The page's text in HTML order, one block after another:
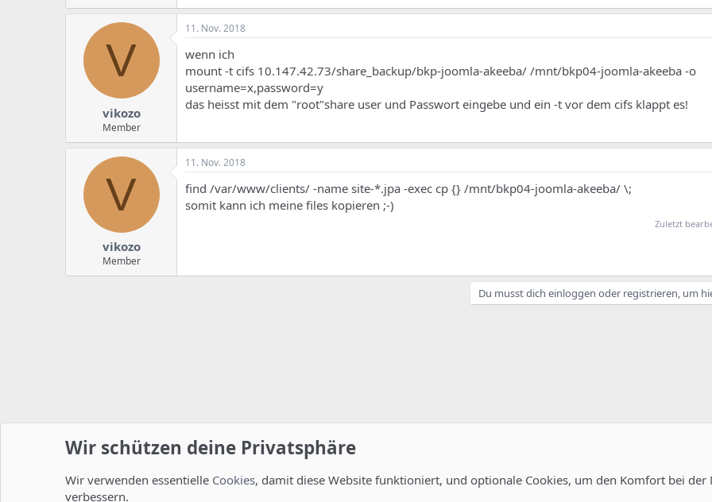
V
vikozo
Member
11. Nov. 2018
wenn ich
mount -t cifs 10.147.42.73/share_backup/bkp-joomla-akeeba/ /mnt/bkp04-joomla-akeeba -o
username=x,password=y
das heisst mit dem "root"share user und Passwort eingebe und ein -t vor dem cifs klappt es!
V
vikozo
Member
11. Nov. 2018
find /var/www/clients/ -name site-*.jpa -exec cp {} /mnt/bkp04-joomla-akeeba/ \;
somit kann ich meine files kopieren ;-)
Zuletzt
Du musst dich einloggen oder registrieren, um
Startseite Foren Linux Foren Server Administration
Wir schützen deine Privatsphäre
Wir verwenden essentielle Cookies, damit diese Website funktioniert, und optionale Cookies, um den Komfort bei der
verbessern.